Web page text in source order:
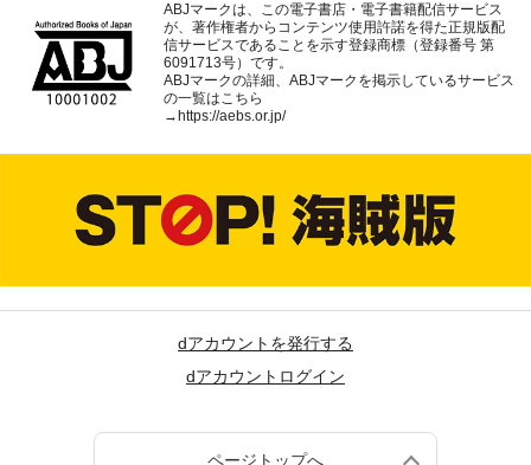
ABJマークは、この電子書店・電子書籍配信サービス
が、著作権者からコンテンツ使用許諾を得た正規版配
信サービスであることを示す登録商標（登録番号 第
6091713号）です。
ABJマークの詳細、ABJマークを掲示しているサービス
の一覧はこちら
→ https://aebs.or.jp/
dアカウントを発行する
dアカウントログイン
ページトップへ